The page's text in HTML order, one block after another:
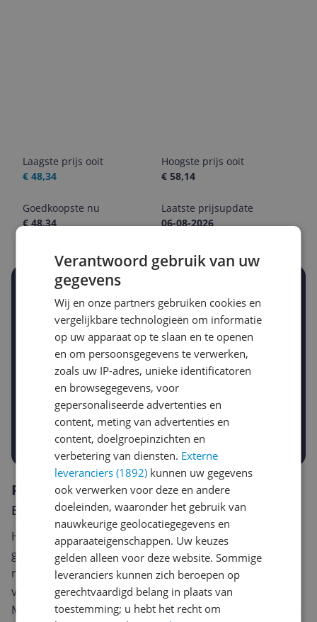
Laagste prijs ooit
€ 48,34
Hoogste prijs ooit
€ 58,14
Goedkoopste nu
€ 48,34
Laatste prijsupdate
06-08-2026
Stel een alert in en mis geen prijsdaling
Krijg een seintje zodra de prijs zakt
Jouw e-mailadres
Gewenste daling of bedrag
-5% -10% -15%
€
Prijsalert aanzetten
Reviews
Er zijn nog geen reviews geschreven
Heb jij dit product in bezit en wil je graag je mening
geven? Start dan hieronder met het schrijven van je
review. Afhankelijk van de details duurt het schrijven
van een review gemiddeld tussen de 3 en 10 minuten.
Met jouw mening help je andere bezoekers een betere
Verantwoord gebruik van uw
gegevens
Wij en onze partners gebruiken cookies en
vergelijkbare technologieën om informatie
op uw apparaat op te slaan en te openen
en om persoonsgegevens te verwerken,
zoals uw IP-adres, unieke identificatoren
en browsegegevens, voor
gepersonaliseerde advertenties en
content, meting van advertenties en
content, doelgroepinzichten en
verbetering van diensten. Externe
leveranciers (1892) kunnen uw gegevens
ook verwerken voor deze en andere
doeleinden, waaronder het gebruik van
nauwkeurige geolocatiegegevens en
apparaateigenschappen. Uw keuzes
gelden alleen voor deze website. Sommige
leveranciers kunnen zich beroepen op
gerechtvaardigd belang in plaats van
toestemming; u hebt het recht om